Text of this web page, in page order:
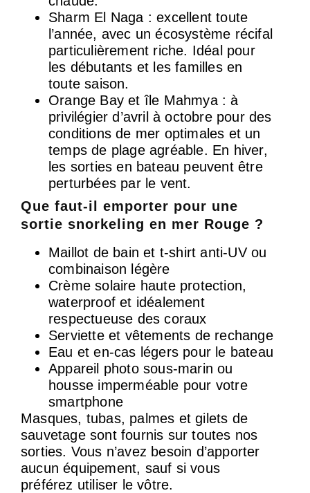
Sharm El Naga : excellent toute
l’année, avec un écosystème récifal
particulièrement riche. Idéal pour
les débutants et les familles en
toute saison.
Orange Bay et île Mahmya : à
privilégier d’avril à octobre pour des
conditions de mer optimales et un
temps de plage agréable. En hiver,
les sorties en bateau peuvent être
perturbées par le vent.
Que faut-il emporter pour une
sortie snorkeling en mer Rouge ?
Maillot de bain et t-shirt anti-UV ou
combinaison légère
Crème solaire haute protection,
waterproof et idéalement
respectueuse des coraux
Serviette et vêtements de rechange
Eau et en-cas légers pour le bateau
Appareil photo sous-marin ou
housse imperméable pour votre
smartphone
Masques, tubas, palmes et gilets de
sauvetage sont fournis sur toutes nos
sorties. Vous n’avez besoin d’apporter
aucun équipement, sauf si vous
préférez utiliser le vôtre.